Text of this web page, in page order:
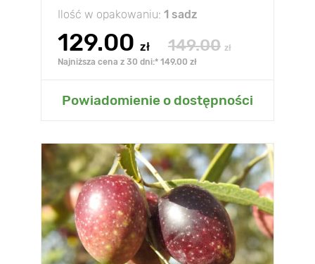
Ilość w opakowaniu: 1 sadz
129.00 zł 149.00 zł
Najniższa cena z 30 dni:* 149.00 zł
Powiadomienie o dostępności